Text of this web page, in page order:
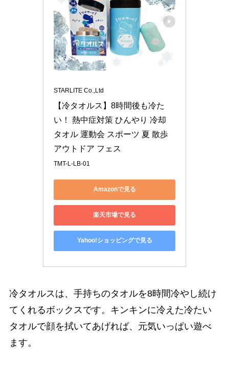
STARLITE Co.,Ltd
【冷タオルス】8時間後も冷た
い！ 熱中症対策 ひんやり 冷却
タオル 運動会 スポーツ 夏 散歩
アウトドア フェス
TMT-L-LB-01
Amazonで見る
楽天市場で見る
Yahoo!ショッピングで見る
冷タオルスは、手持ちのタオルを8時間冷やし続け
てくれるボックスです。キンキンに冷えた冷たい
タオルで顔を拭いてあげれば、元気いっぱい遊べ
ます。